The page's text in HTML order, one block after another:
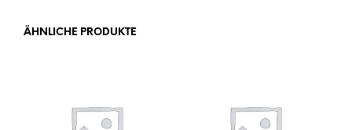
ÄHNLICHE PRODUKTE